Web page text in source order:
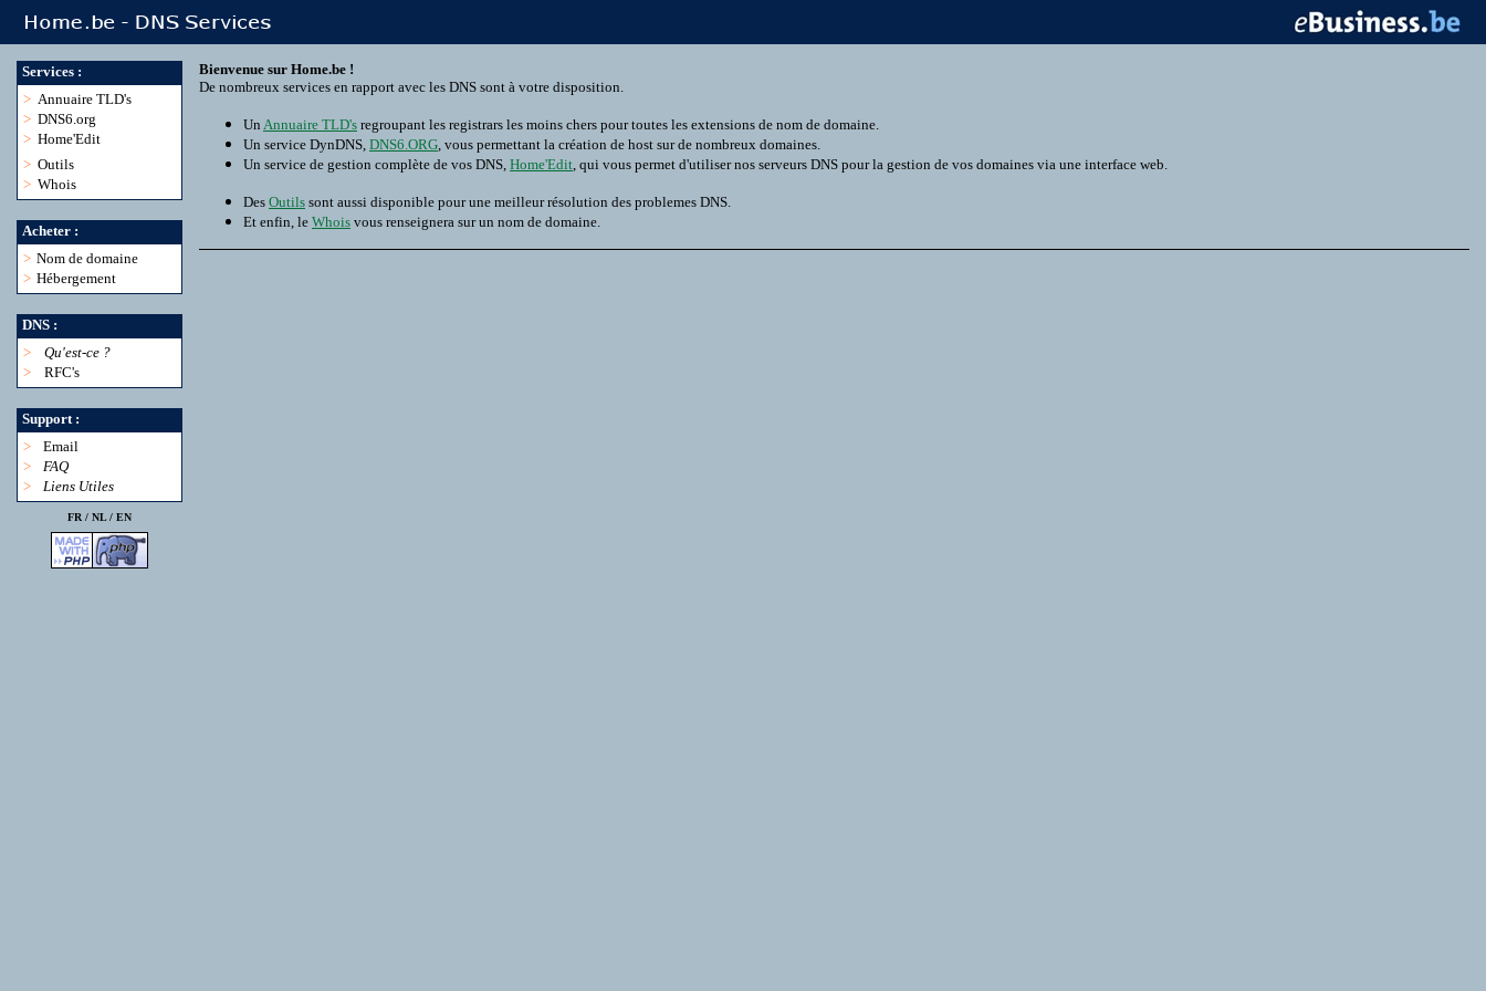
Services :
> Annuaire TLD's
> DNS6.org
> Home'Edit
> Outils
> Whois
Acheter :
> Nom de domaine
> Hébergement
DNS :
>
Qu'est-ce ?
>
RFC's
Support :
>
Email
>
FAQ
>
Liens Utiles
FR / NL/ EN
Bienvenue sur Home.be !
De nombreux services en rapport avec les DNS sont à votre disposition.
Un Annuaire TLD's regroupant les registrars les moins chers pour toutes les extensions de nom de domaine.
Un service DynDNS, DNS6.ORG, vous permettant la création de host sur de nombreux domaines.
Un service de gestion complète de vos DNS, Home'Edit, qui vous permet d'utiliser nos serveurs DNS pour la gestion de vos domaines via une interface web.
Des Outils sont aussi disponible pour une meilleur résolution des problemes DNS.
Et enfin, le Whois vous renseignera sur un nom de domaine.